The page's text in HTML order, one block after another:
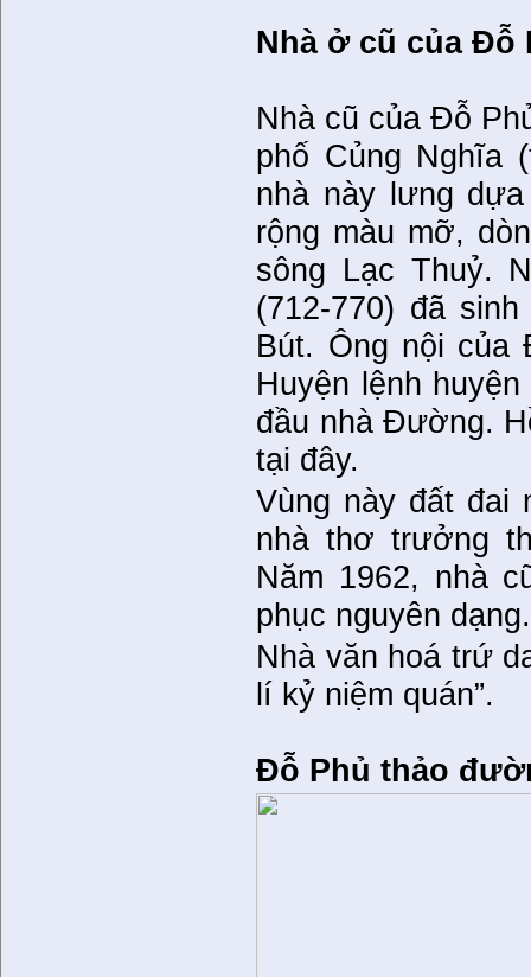
Nhà ở cũ của Đỗ
Nhà cũ của Đỗ
phố Củng Nghĩa
nhà này lưng
rộng màu mỡ,
sông Lạc Thuỷ.
(712-770) đã
Bút. Ông nội của
Huyện lệnh
đầu nhà Đường.
tại đây.
Vùng này đất đai
nhà thơ trưởng
Năm 1962, nhà
phục nguyên dạng.
Nhà văn hoá trứ
lí kỷ niệm quán”.
Đỗ Phủ thảo